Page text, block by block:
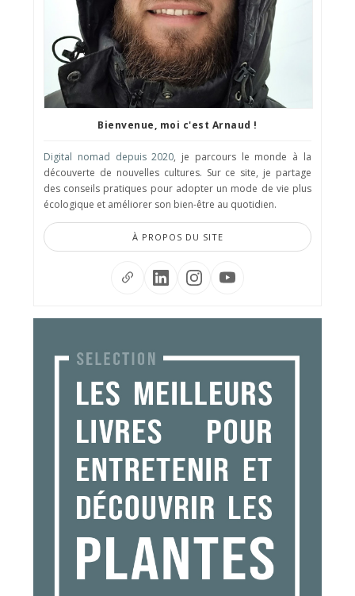
Bienvenue, moi c'est Arnaud !
Digital nomad depuis 2020, je parcours le monde à la
découverte de nouvelles cultures. Sur ce site, je partage
des conseils pratiques pour adopter un mode de vie plus
écologique et améliorer son bien-être au quotidien.
À PROPOS DU SITE